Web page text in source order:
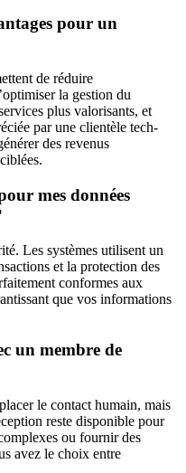
pour un
de réduire
la gestion du
plus valorisants, et
par une clientèle tech-
des revenus
mes données
Les systèmes utilisent un
et la protection des
conformes aux
que vos informations
un membre de
le contact humain, mais
reste disponible pour
ou fournir des
avez le choix entre